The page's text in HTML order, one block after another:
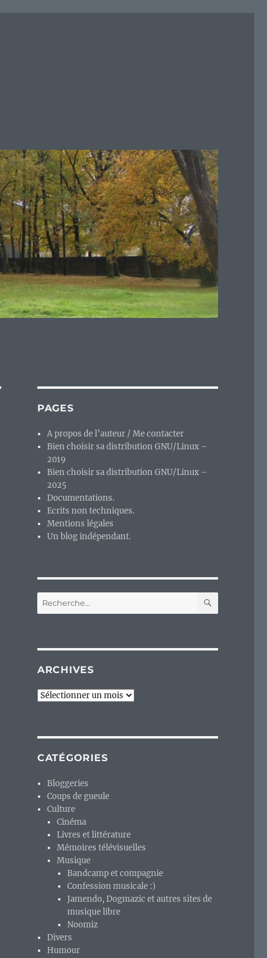
PAGES
A propos de l’auteur / Me contacter
Bien choisir sa distribution GNU/Linux –
2019
Bien choisir sa distribution GNU/Linux –
2025
Documentations.
Ecrits non techniques.
Mentions légales
Un blog indépendant.
Recherche
pour :
ARCHIVES
Archives
CATÉGORIES
Bloggeries
Coups de gueule
Culture
Cinéma
Livres et littérature
Mémoires télévisuelles
Musique
Bandcamp et compagnie
Confession musicale :)
Jamendo, Dogmazic et autres sites de
musique libre
Noomiz
Divers
Humour